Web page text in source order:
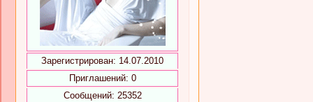
Зарегистрирован: 14.07.2010
Приглашений: 0
Сообщений: 25352